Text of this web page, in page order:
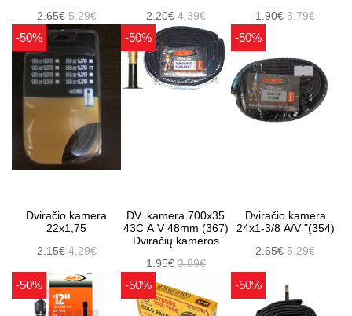
2.65€5.29€
2.20€ 4.39€
1.90€3.79€
-50%
Dviračio kamera
22x1,75
2.15€4.29€
-50%
DV. kamera 700x35
43C A V 48mm (367)
Dviračių kameros
1.95€ 3.89€
-50%
Dviračio kamera
24x1-3/8 A/V "(354)
2.65€5.29€
-50% -50% -50%